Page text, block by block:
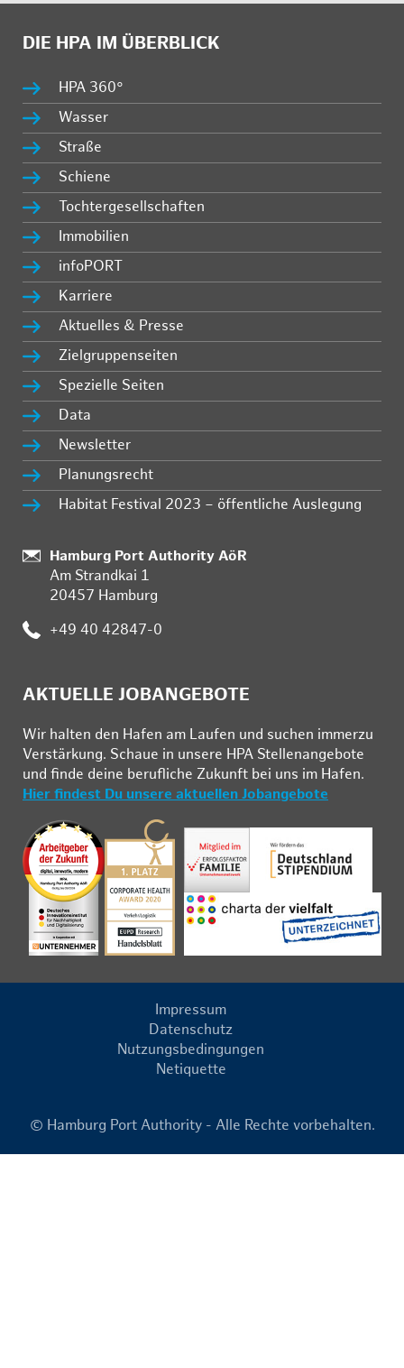
DIE HPA IM ÜBERBLICK
HPA 360°
Wasser
Straße
Schiene
Tochtergesellschaften
Immobilien
infoPORT
Karriere
Aktuelles & Presse
Zielgruppenseiten
Spezielle Seiten
Data
Newsletter
Planungsrecht
Habitat Festival 2023 – öffentliche Auslegung
Standort:
Hamburg Port Authority AöR
Am Strandkai 1
20457 Hamburg
Telefon:
+49 40 42847-0
AKTUELLE JOBANGEBOTE
Wir hal­ten den Ha­fen am Lau­fen und su­chen im­mer­zu
Ver­stär­kung. Schau­e in un­se­re HPA Stel­len­an­ge­bo­te
und fin­de deine be­ruf­li­che Zu­kunft bei uns im Ha­fen.
Hier findest Du unsere aktuellen Jobangebote
Impressum
Datenschutz
Nutzungsbedingungen
Netiquette
© Hamburg Port Authority - Alle Rechte vorbehalten.